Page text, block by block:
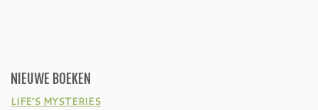
NIEUWE BOEKEN
LIFE’S MYSTERIES